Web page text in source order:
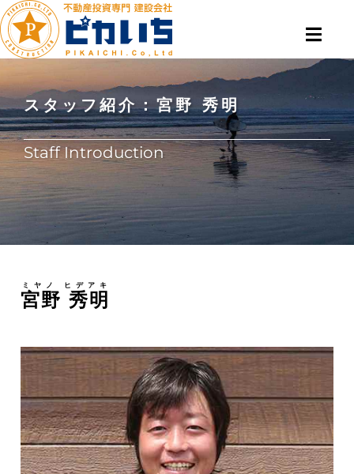
スタッフ紹介：宮野 秀明
Staff Introduction
宮野 秀明
ミヤノ ヒデアキ